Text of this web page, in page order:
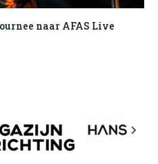
naar AFAS Live